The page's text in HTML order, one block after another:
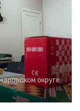
округе